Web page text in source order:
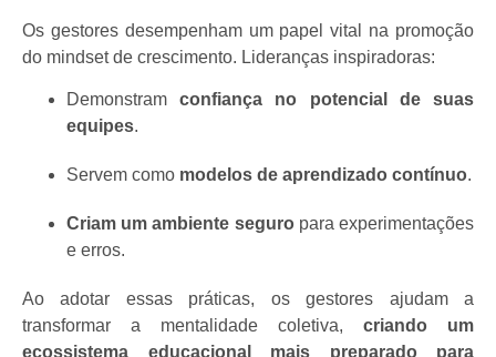
Os gestores desempenham um papel vital na promoção
do mindset de crescimento. Lideranças inspiradoras:
Demonstramconfiança no potencial de suas
equipes.
Servem como modelos de aprendizado contínuo.
Criam um ambiente seguro para experimentações
e erros.
Ao adotar essas práticas, os gestores ajudam a
transformar a mentalidade coletiva, criando um
ecossistema educacional mais preparado para